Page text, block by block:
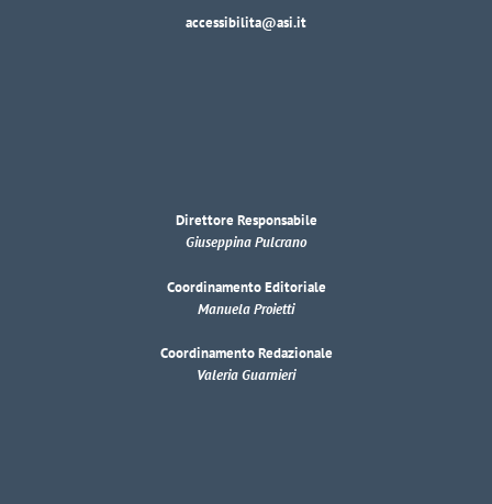
accessibilita@asi.it
Direttore Responsabile
Giuseppina Pulcrano
Coordinamento Editoriale
Manuela Proietti
Coordinamento Redazionale
Valeria Guarnieri